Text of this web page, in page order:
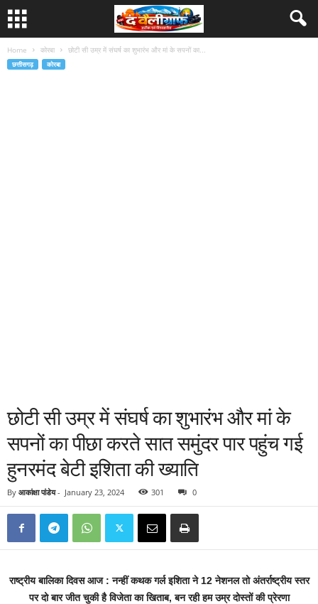
Home कोरबा छोटी सी उम्र में संघर्ष का शुभारंभ और मां के सपनों का...
छत्तीसगढ़ कोरबा
छोटी सी उम्र में संघर्ष का शुभारंभ और मां के
सपनों का पीछा करते सात समुंदर पार पहुंच गई
हुनरमंद बेटी इशिता की ख्याति
By आकांक्षा पांडेय- January 23, 2024 301 0
राष्ट्रीय बालिका दिवस आज : नन्हीं कथक गर्ल इशिता ने 12 नेशनल तो अंतर्राष्ट्रीय स्तर
पर दो बार जीत चुकी है विजेता का खिताब, बन रही हम उम्र दोस्तों की प्रेरणा